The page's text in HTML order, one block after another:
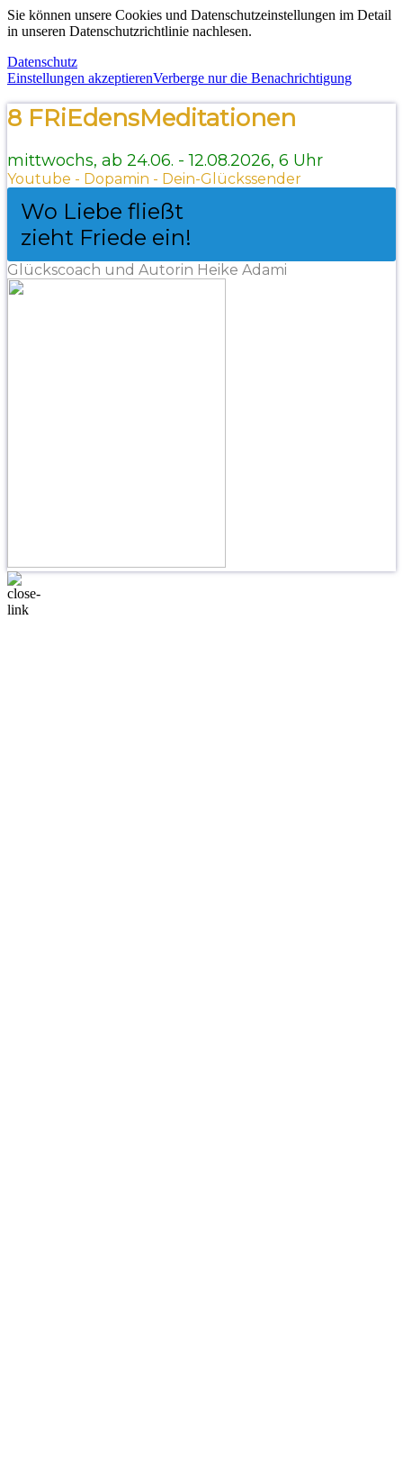
Sie können unsere Cookies und Datenschutzeinstellungen im Detail
in unseren Datenschutzrichtlinie nachlesen.
Datenschutz
Einstellungen akzeptierenVerberge nur die Benachrichtigung
8 FRiEdensMeditationen
mittwochs, ab 24.06. - 12.08.2026, 6 Uhr
Youtube - Dopamin - Dein-Glückssender
Wo Liebe fließt
zieht Friede ein!
Glückscoach und Autorin Heike Adami